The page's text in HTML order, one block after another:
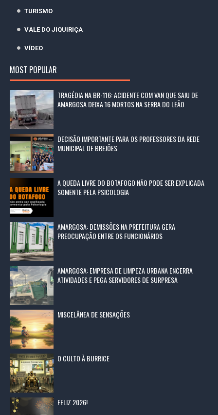
TURISMO
VALE DO JIQUIRIÇA
VÍDEO
MOST POPULAR
TRAGÉDIA NA BR-116: ACIDENTE COM VAN QUE SAIU DE
AMARGOSA DEIXA 16 MORTOS NA SERRA DO LEÃO
DECISÃO IMPORTANTE PARA OS PROFESSORES DA REDE
MUNICIPAL DE BREJÕES
A QUEDA LIVRE DO BOTAFOGO NÃO PODE SER EXPLICADA
SOMENTE PELA PSICOLOGIA
AMARGOSA: DEMISSÕES NA PREFEITURA GERA
PREOCUPAÇÃO ENTRE OS FUNCIONÁRIOS
AMARGOSA: EMPRESA DE LIMPEZA URBANA ENCERRA
ATIVIDADES E PEGA SERVIDORES DE SURPRESA
MISCELÂNEA DE SENSAÇÕES
O CULTO À BURRICE
FELIZ 2026!